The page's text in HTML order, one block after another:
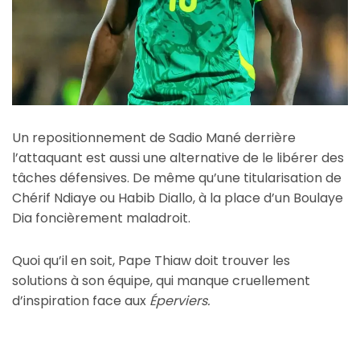
Un repositionnement de Sadio Mané derrière
l’attaquant est aussi une alternative de le libérer des
tâches défensives. De même qu’une titularisation de
Chérif Ndiaye ou Habib Diallo, à la place d’un Boulaye
Dia foncièrement maladroit.
Quoi qu’il en soit, Pape Thiaw doit trouver les
solutions à son équipe, qui manque cruellement
d’inspiration face aux Éperviers.